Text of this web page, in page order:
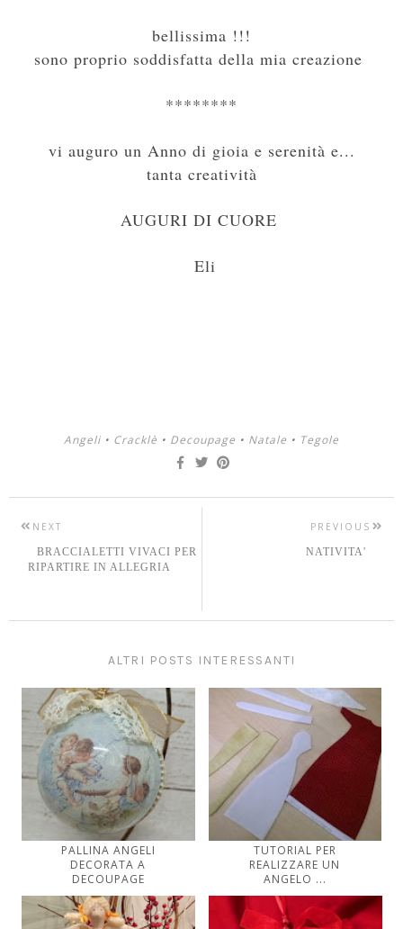
bellissima !!!
sono proprio soddisfatta della mia creazione
********
vi auguro un Anno di gioia e serenità e...
tanta creatività
AUGURI DI CUORE
Eli
Angeli • Cracklè • Decoupage • Natale • Tegole
PREVIOUS
NATIVITA'
NEXT
BRACCIALETTI VIVACI PER
RIPARTIRE IN ALLEGRIA
ALTRI POSTS INTERESSANTI
PALLINA ANGELI
DECORATA A
DECOUPAGE
TUTORIAL PER
REALIZZARE UN
ANGELO ...